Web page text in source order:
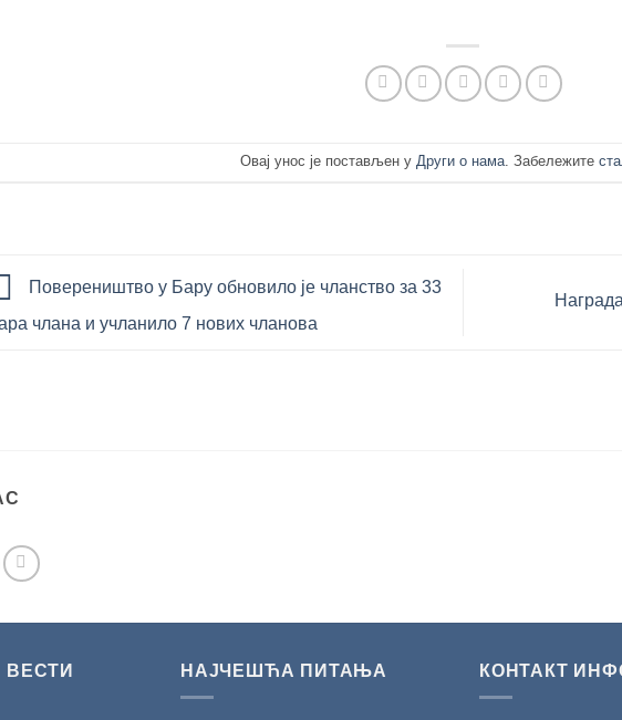
Овај унос је постављен у Други о нама. Забележите
Повереништво у Бару обновило је чланство за 33
члана и учланило 7 нових чланова
ВЕСТИ НАЈЧЕШЋА ПИТАЊА КОНТАКТ